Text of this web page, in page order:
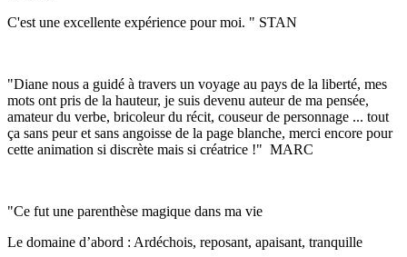
C'est une excellente expérience pour moi. " STAN
"Diane nous a guidé à travers un voyage au pays de la liberté, mes
mots ont pris de la hauteur, je suis devenu auteur de ma pensée,
amateur du verbe, bricoleur du récit, couseur de personnage ... tout
ça sans peur et sans angoisse de la page blanche, merci encore pour
cette animation si discrète mais si créatrice !" MARC
"Ce fut une parenthèse magique dans ma vie
Le domaine d’abord : Ardéchois, reposant, apaisant, tranquille